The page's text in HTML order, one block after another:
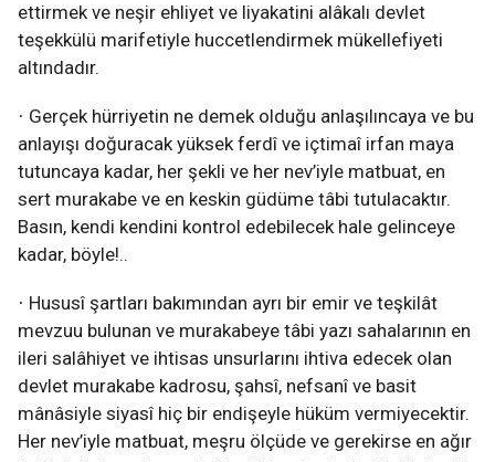
ettirmek ve neşir ehliyet ve liyakatini alâkalı devlet
teşekkülü marifetiyle huccetlendirmek mükellefiyeti
altındadır.
· Gerçek hürriyetin ne demek olduğu anlaşılıncaya ve bu
anlayışı doğuracak yüksek ferdî ve içtimaî irfan maya
tutuncaya kadar, her şekli ve her nev’iyle matbuat, en
sert murakabe ve en keskin güdüme tâbi tutulacaktır.
Basın, kendi kendini kontrol edebilecek hale gelinceye
kadar, böyle!..
· Hususî şartları bakımından ayrı bir emir ve teşkilât
mevzuu bulunan ve murakabeye tâbi yazı sahalarının en
ileri salâhiyet ve ihtisas unsurlarını ihtiva edecek olan
devlet murakabe kadrosu, şahsî, nefsanî ve basit
mânâsiyle siyasî hiç bir endişeyle hüküm vermiyecektir.
Her nev’iyle matbuat, meşru ölçüde ve gerekirse en ağır